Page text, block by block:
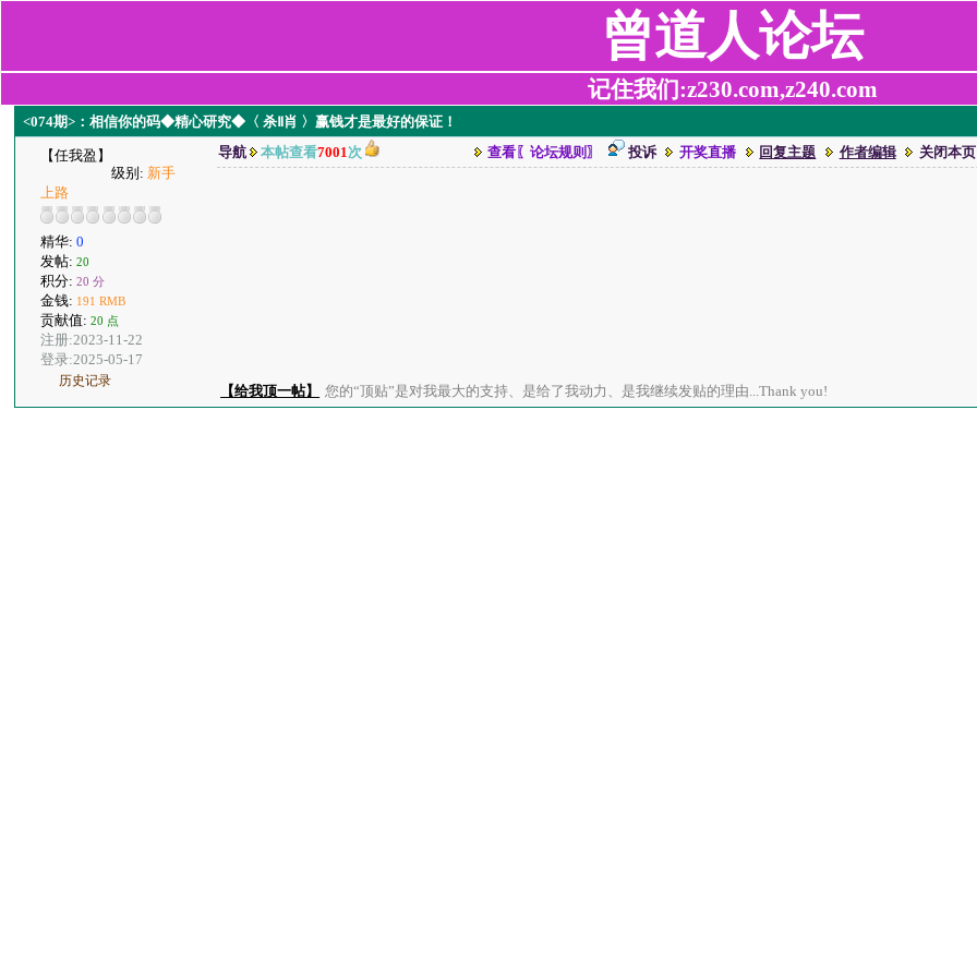
曾道人论坛
记住我们:z230.com,z240.com
<074期>：相信你的码◆精心研究◆〈 杀Ⅱ肖 〉赢钱才是最好的保证！
【任我盈】
级别: 新手
上路
精华:0
发帖:20
积分:20 分
金钱: 191 RMB
贡献值:20 点
注册:2023-11-22
登录:2025-05-17
历史记录
导航 本帖查看7001次 查看〖论坛规则〗 投诉 开奖直播 回复主题 作者编辑 关闭本页
【给我顶一帖】 您的“顶贴”是对我最大的支持、是给了我动力、是我继续发贴的理由...Thank you!